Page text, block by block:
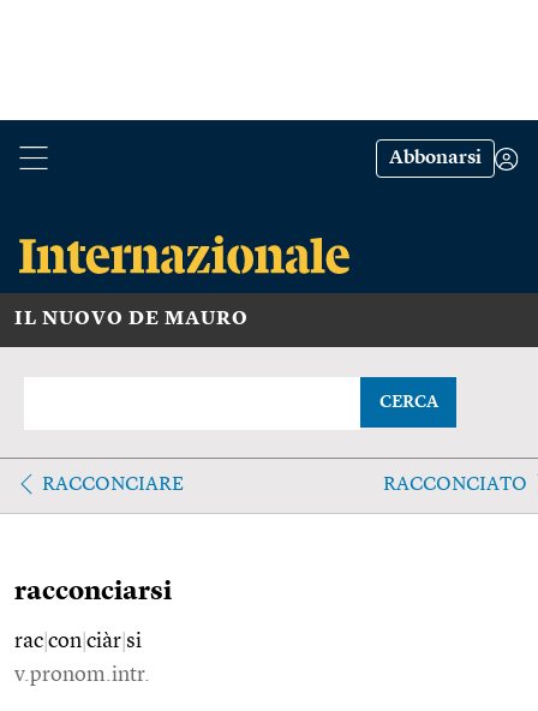
Abbonarsi
IL NUOVO DE MAURO
CERCA
RACCONCIARE RACCONCIATO
racconciarsi
rac con ciàr si
v.pronom.intr.